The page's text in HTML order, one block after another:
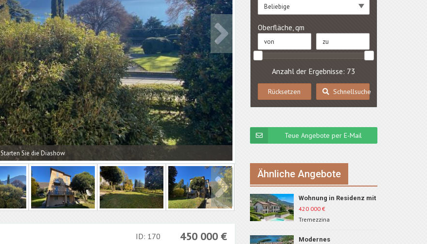
Starten Sie die Diashow
450 000€
ID: 170
Beliebige
Oberfläche, qm
Anzahl der Ergebnisse: 73
Rücksetzen Schnellsuche
Teue Angebote per E-Mail
Ähnliche Angebote
Wohnung in Residenz mit
Schwimmbad,
420 000 €
Tremezzina
Modernes